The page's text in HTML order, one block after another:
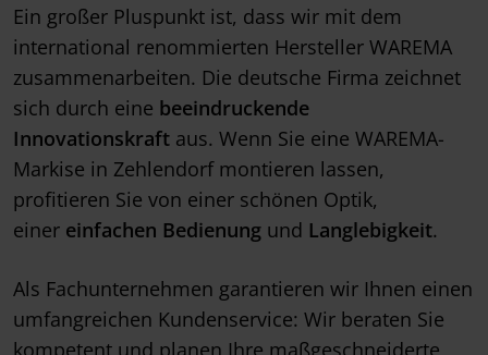
Ein großer Pluspunkt ist, dass wir mit dem
international renommierten Hersteller WAREMA
zusammenarbeiten. Die deutsche Firma zeichnet
sich durch eine beeindruckende
Innovationskraft aus. Wenn Sie eine WAREMA-
Markise in Zehlendorf montieren lassen,
profitieren Sie von einer schönen Optik,
einer einfachen Bedienung und Langlebigkeit.
Als Fachunternehmen garantieren wir Ihnen einen
umfangreichen Kundenservice: Wir beraten Sie
kompetent und planen Ihre maßgeschneiderte